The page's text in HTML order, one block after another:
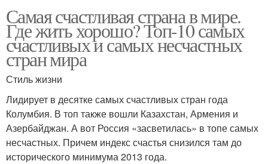
Самая счастливая страна в мире.
Где жить хорошо? Топ-10 самых
счастливых и самых несчастных
стран мира
Стиль жизни
Лидирует в десятке самых счастливых стран года
Колумбия. В топ также вошли Казахстан, Армения и
Азербайджан. А вот Россия «засветилась» в топе самых
несчастных. Причем индекс счастья снизился там до
исторического минимума 2013 года.